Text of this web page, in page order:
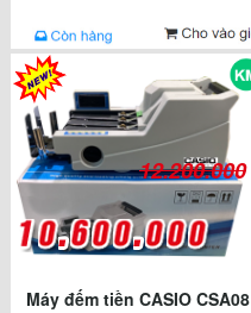
12.200.000
Máy đếm tiền CASIO CSA08